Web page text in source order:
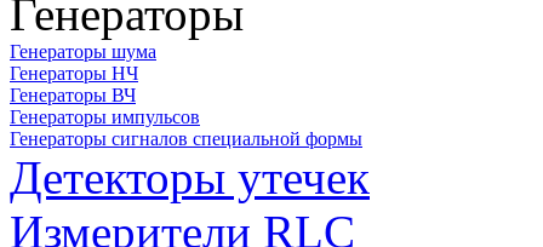
Генераторы
Генераторы шума
Генераторы НЧ
Генераторы ВЧ
Генераторы импульсов
Генераторы сигналов специальной формы
Детекторы утечек
Измерители RLC